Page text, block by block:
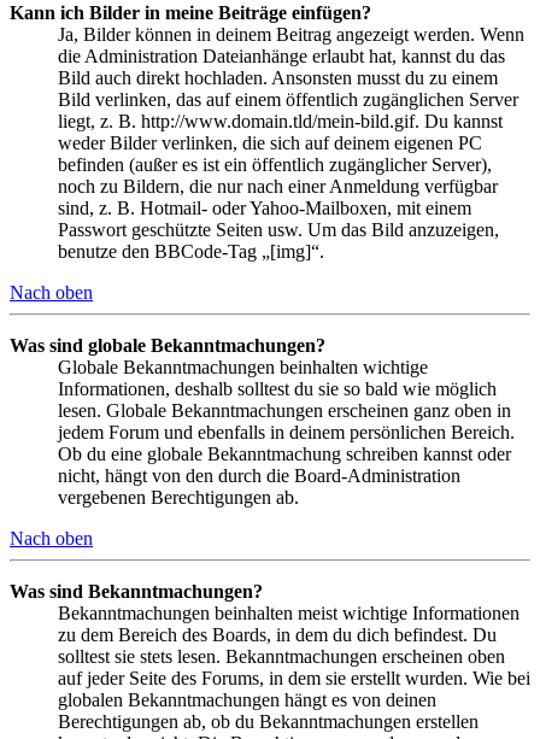
Kann ich Bilder in meine Beiträge einfügen?
Ja, Bilder können in deinem Beitrag angezeigt werden. Wenn
die Administration Dateianhänge erlaubt hat, kannst du das
Bild auch direkt hochladen. Ansonsten musst du zu einem
Bild verlinken, das auf einem öffentlich zugänglichen Server
liegt, z. B. http://www.domain.tld/mein-bild.gif. Du kannst
weder Bilder verlinken, die sich auf deinem eigenen PC
befinden (außer es ist ein öffentlich zugänglicher Server),
noch zu Bildern, die nur nach einer Anmeldung verfügbar
sind, z. B. Hotmail- oder Yahoo-Mailboxen, mit einem
Passwort geschützte Seiten usw. Um das Bild anzuzeigen,
benutze den BBCode-Tag „[img]“.
Nach oben
Was sind globale Bekanntmachungen?
Globale Bekanntmachungen beinhalten wichtige
Informationen, deshalb solltest du sie so bald wie möglich
lesen. Globale Bekanntmachungen erscheinen ganz oben in
jedem Forum und ebenfalls in deinem persönlichen Bereich.
Ob du eine globale Bekanntmachung schreiben kannst oder
nicht, hängt von den durch die Board-Administration
vergebenen Berechtigungen ab.
Nach oben
Was sind Bekanntmachungen?
Bekanntmachungen beinhalten meist wichtige Informationen
zu dem Bereich des Boards, in dem du dich befindest. Du
solltest sie stets lesen. Bekanntmachungen erscheinen oben
auf jeder Seite des Forums, in dem sie erstellt wurden. Wie bei
globalen Bekanntmachungen hängt es von deinen
Berechtigungen ab, ob du Bekanntmachungen erstellen